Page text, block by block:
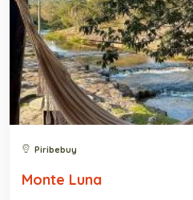
Piribebuy
Monte Luna